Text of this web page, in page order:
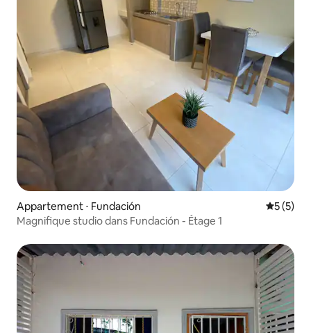
Appartement ⋅ Fundación
5 (5)
Magnifique studio dans Fundación - Étage 1